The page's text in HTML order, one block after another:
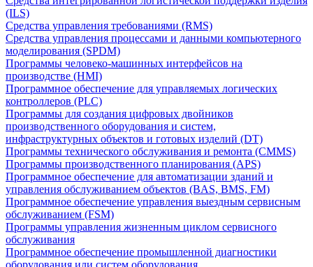
(ILS)
Средства управления требованиями (RMS)
Средства управления процессами и данными компьютерного
моделирования (SPDM)
Программы человеко-машинных интерфейсов на
производстве (HMI)
Программное обеспечение для управляемых логических
контроллеров (PLC)
Программы для создания цифровых двойников
производственного оборудования и систем,
инфраструктурных объектов и готовых изделий (DT)
Программы технического обслуживания и ремонта (CMMS)
Программы производственного планирования (APS)
Программное обеспечение для автоматизации зданий и
управления обслуживанием объектов (BAS, BMS, FM)
Программное обеспечение управления выездным сервисным
обслуживанием (FSM)
Программы управления жизненным циклом сервисного
обслуживания
Программное обеспечение промышленной диагностики
оборудования или систем оборудования